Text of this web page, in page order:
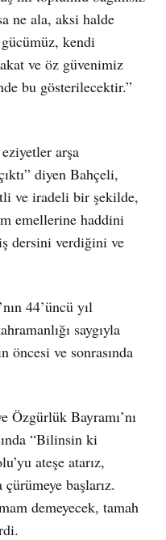
ne ala, aksi halde
gücümüz, kendi
ve öz güvenimiz
bu gösterilecektir.”
arşa
diyen Bahçeli,
ve iradeli bir şekilde,
emellerine haddini
dersini verdiğini ve
44’üncü yıl
saygıyla
öncesi ve sonrasında
Özgürlük Bayramı’nı
“Bilinsin ki
ateşe atarız,
başlarız.
demeyecek, tamah